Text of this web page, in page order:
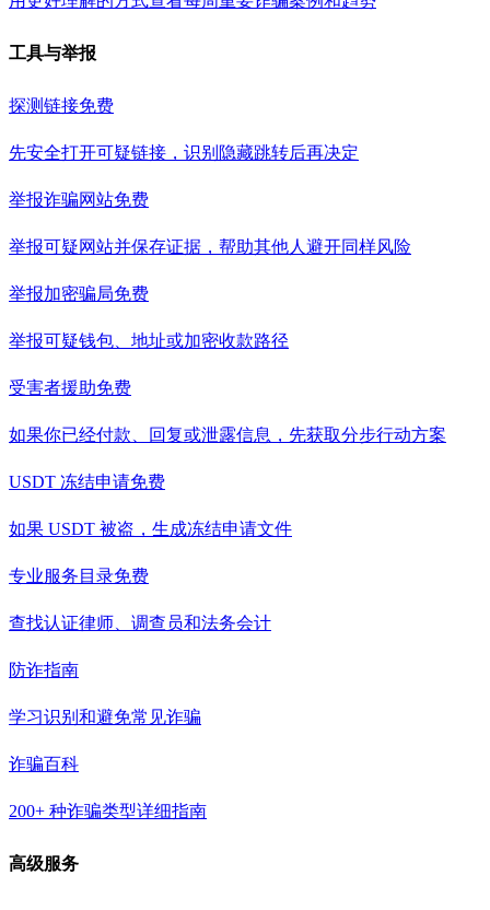
工具与举报
探测链接免费
先安全打开可疑链接，识别隐藏跳转后再决定
举报诈骗网站免费
举报可疑网站并保存证据，帮助其他人避开同样风险
举报加密骗局免费
举报可疑钱包、地址或加密收款路径
受害者援助免费
如果你已经付款、回复或泄露信息，先获取分步行动方案
USDT 冻结申请免费
如果 USDT 被盗，生成冻结申请文件
专业服务目录免费
查找认证律师、调查员和法务会计
防诈指南
学习识别和避免常见诈骗
诈骗百科
200+ 种诈骗类型详细指南
高级服务